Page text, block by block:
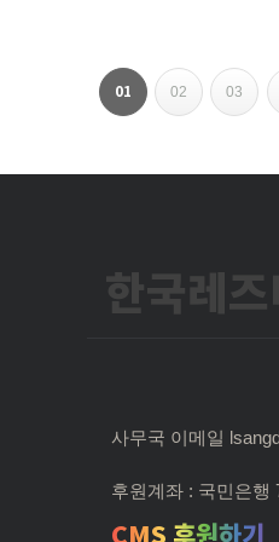
페
비
션
01 02 03
한국레
사무국 이메일
후원계좌 : 국민은행